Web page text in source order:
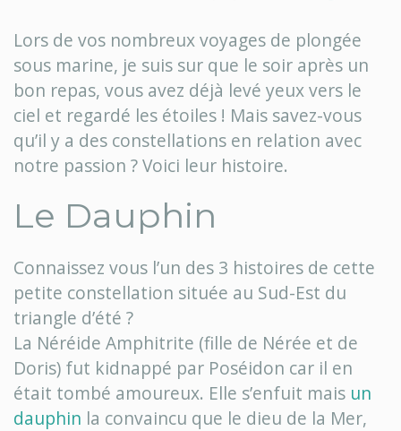
Lors de vos nombreux voyages de plongée
sous marine, je suis sur que le soir après un
bon repas, vous avez déjà levé yeux vers le
ciel et regardé les étoiles ! Mais savez-vous
qu’il y a des constellations en relation avec
notre passion ? Voici leur histoire.
Le Dauphin
Connaissez vous l’un des 3 histoires de cette
petite constellation située au Sud-Est du
triangle d’été ?
La Néréide Amphitrite (fille de Nérée et de
Doris) fut kidnappé par Poséidon car il en
était tombé amoureux. Elle s’enfuit mais un
dauphin la convaincu que le dieu de la Mer,